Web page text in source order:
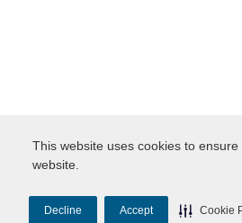
This website uses cookies to
website.
Decline Accept Cookie